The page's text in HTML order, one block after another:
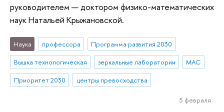
руководителем — доктором физико-математических
наук Натальей Крыжановской.
Наука профессора
Программа развития 2030
Вышка технологическая
зеркальные лаборатории
МАС
Приоритет 2030
центры превосходства
5 февраля